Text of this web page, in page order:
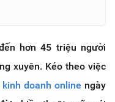
hơn 45 triệu người
xuyên. Kéo theo việc
doanh online ngày